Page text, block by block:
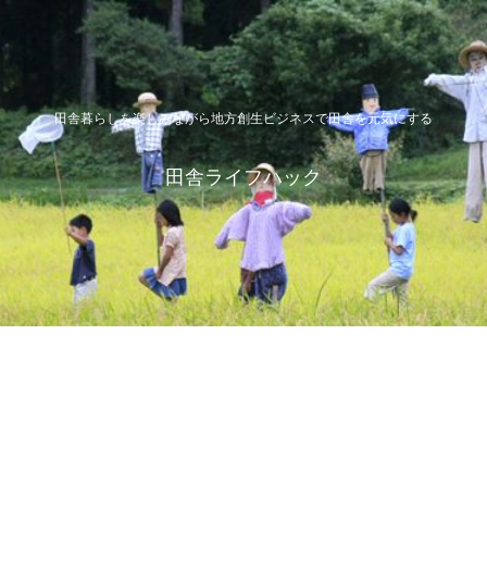
田舎暮らしを楽しみながら地方創生ビジネスで田舎を元気にする
田舎ライフハック